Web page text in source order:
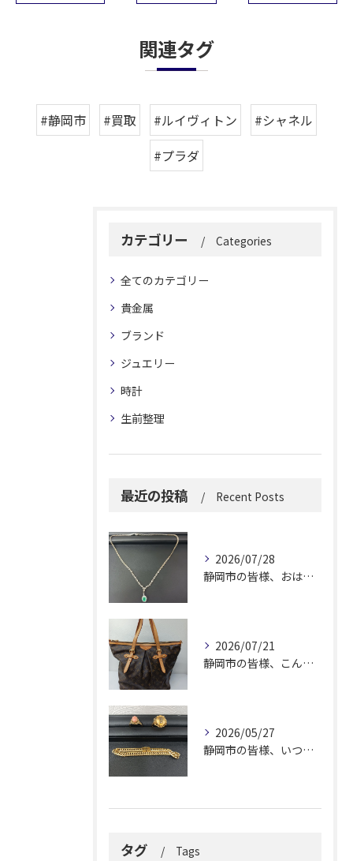
関連タグ
#静岡市 #買取 #ルイヴィトン
#シャネル
#プラダ
カテゴリー Categories
全てのカテゴリー
貴金属
ブランド
ジュエリー
時計
生前整理
最近の投稿 Recent Posts
2026/07/28
静岡市の皆様、おはようございます。
2026/07/21
静岡市の皆様、こんにちは！
2026/05/27
静岡市の皆様、いつも大変お世話になっております。
タグ Tags